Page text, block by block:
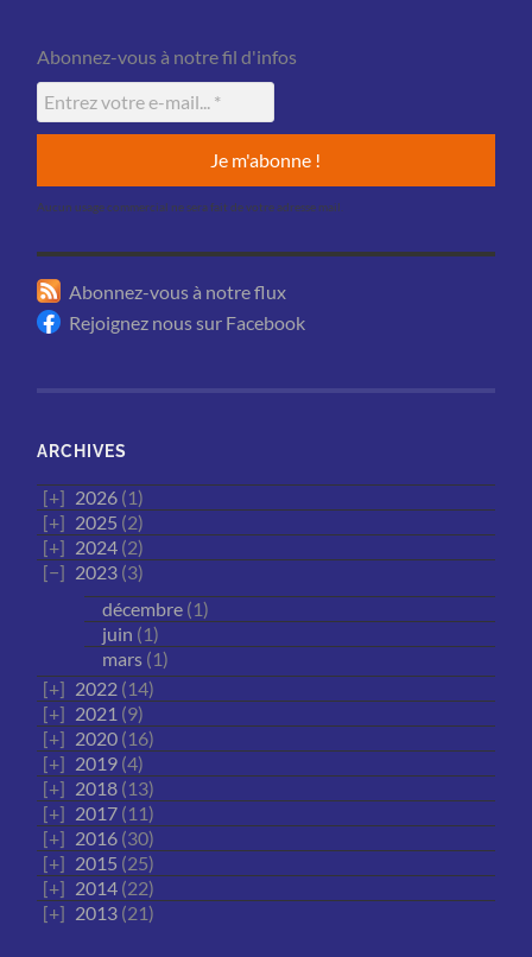
Abonnez-vous à notre fil d'infos
Aucun usage commercial ne sera fait de votre adresse mail.
Abonnez-vous à notre flux
Rejoignez nous sur Facebook
ARCHIVES
2026 (1)
2025 (2)
2024 (2)
2023 (3)
décembre (1)
juin (1)
mars (1)
2022 (14)
2021 (9)
2020 (16)
2019 (4)
2018 (13)
2017 (11)
2016 (30)
2015 (25)
2014 (22)
2013 (21)